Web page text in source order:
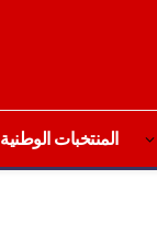
المنتخبات الوطنية